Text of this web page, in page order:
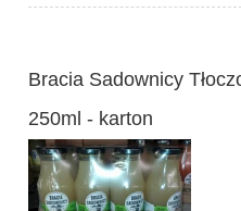
Bracia Sadownicy
250ml - karton